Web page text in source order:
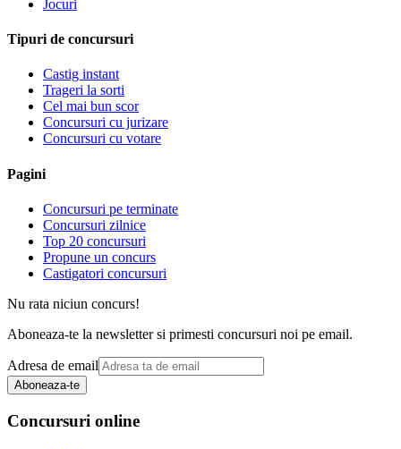
Jocuri
Tipuri de concursuri
Castig instant
Trageri la sorti
Cel mai bun scor
Concursuri cu jurizare
Concursuri cu votare
Pagini
Concursuri pe terminate
Concursuri zilnice
Top 20 concursuri
Propune un concurs
Castigatori concursuri
Nu rata niciun concurs!
Aboneaza-te la newsletter si primesti concursuri noi pe email.
Adresa de email
Aboneaza-te
Concursuri online